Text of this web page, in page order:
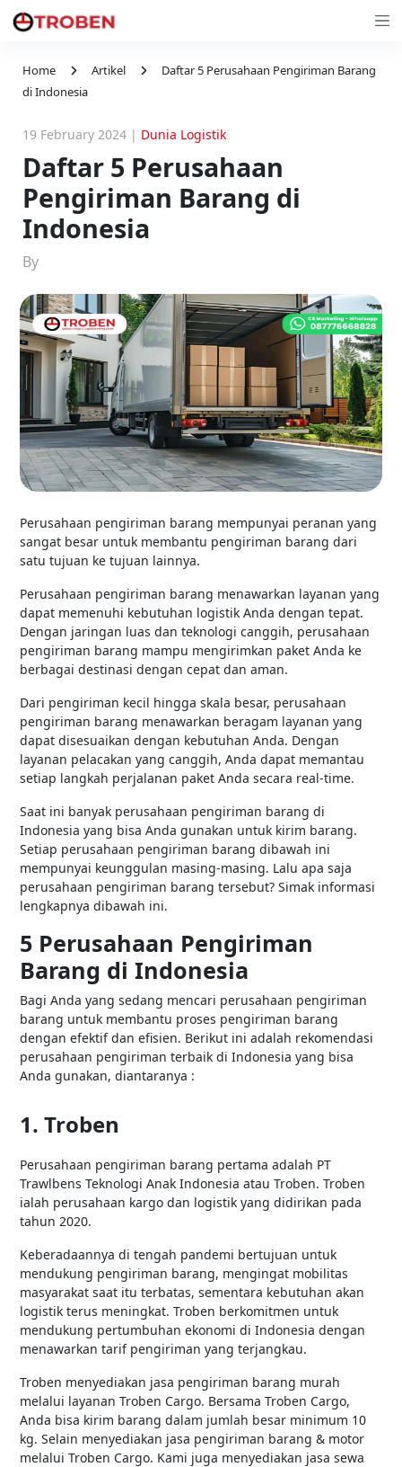
Home Artikel
Daftar 5 Perusahaan Pengiriman Barang
di Indonesia
19 February 2024 | Dunia Logistik
Daftar 5 Perusahaan
Pengiriman Barang di
Indonesia
By
Perusahaan pengiriman barang mempunyai peranan yang
sangat besar untuk membantu pengiriman barang dari
satu tujuan ke tujuan lainnya.
Perusahaan pengiriman barang menawarkan layanan yang
dapat memenuhi kebutuhan logistik Anda dengan tepat.
Dengan jaringan luas dan teknologi canggih, perusahaan
pengiriman barang mampu mengirimkan paket Anda ke
berbagai destinasi dengan cepat dan aman.
Dari pengiriman kecil hingga skala besar, perusahaan
pengiriman barang menawarkan beragam layanan yang
dapat disesuaikan dengan kebutuhan Anda. Dengan
layanan pelacakan yang canggih, Anda dapat memantau
setiap langkah perjalanan paket Anda secara real-time.
Saat ini banyak perusahaan pengiriman barang di
Indonesia yang bisa Anda gunakan untuk kirim barang.
Setiap perusahaan pengiriman barang dibawah ini
mempunyai keunggulan masing-masing. Lalu apa saja
perusahaan pengiriman barang tersebut? Simak informasi
lengkapnya dibawah ini.
5 Perusahaan Pengiriman
Barang di Indonesia
Bagi Anda yang sedang mencari perusahaan pengiriman
barang untuk membantu proses pengiriman barang
dengan efektif dan efisien. Berikut ini adalah rekomendasi
perusahaan pengiriman terbaik di Indonesia yang bisa
Anda gunakan, diantaranya :
1. Troben
Perusahaan pengiriman barang pertama adalah PT
Trawlbens Teknologi Anak Indonesia atau Troben. Troben
ialah perusahaan kargo dan logistik yang didirikan pada
tahun 2020.
Keberadaannya di tengah pandemi bertujuan untuk
mendukung pengiriman barang, mengingat mobilitas
masyarakat saat itu terbatas, sementara kebutuhan akan
logistik terus meningkat. Troben berkomitmen untuk
mendukung pertumbuhan ekonomi di Indonesia dengan
menawarkan tarif pengiriman yang terjangkau.
Troben menyediakan jasa pengiriman barang murah
melalui layanan Troben Cargo. Bersama Troben Cargo,
Anda bisa kirim barang dalam jumlah besar minimum 10
kg. Selain menyediakan jasa pengiriman barang & motor
melalui Troben Cargo. Kami juga menyediakan jasa sewa